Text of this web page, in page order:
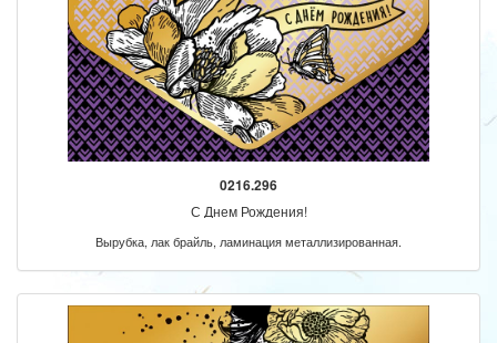
0216.296
С Днем Рождения!
Вырубка, лак брайль, ламинация металлизированная.